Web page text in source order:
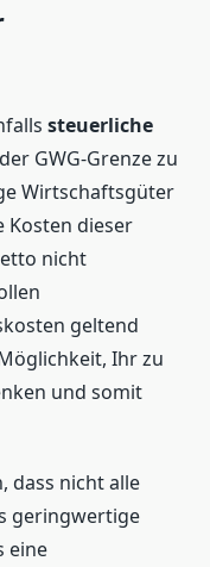
steuerliche
GWG-Grenze zu
Wirtschaftsgüter
dieser
nicht
geltend
Ihr zu
und somit
dass nicht alle
geringwertige
eine